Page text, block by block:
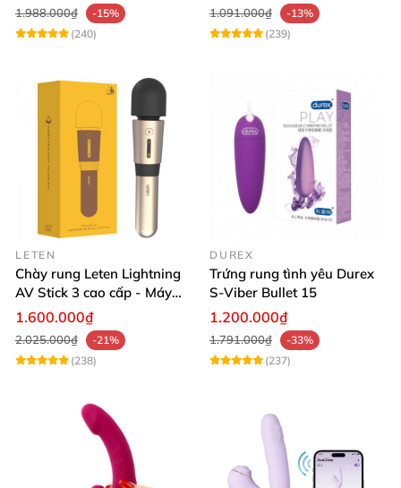
1.988.000₫
-15%
(240)
1.091.000₫
-13%
(239)
LETEN
Chày rung Leten Lightning
AV Stick 3 cao cấp - Máy
massage tốt nhất
1.600.000₫
2.025.000₫
-21%
(238)
DUREX
Trứng rung tình yêu Durex
S-Viber Bullet 15
1.200.000₫
1.791.000₫
-33%
(237)